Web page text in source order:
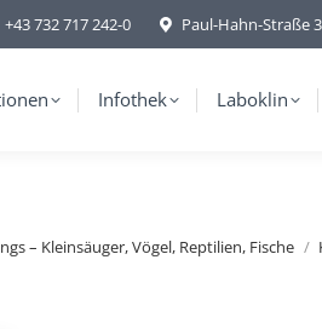
+43 732 717 242-0 Paul-Hahn-Straße
Infothek Laboklin
– Kleinsäuger, Vögel, Reptilien, Fische